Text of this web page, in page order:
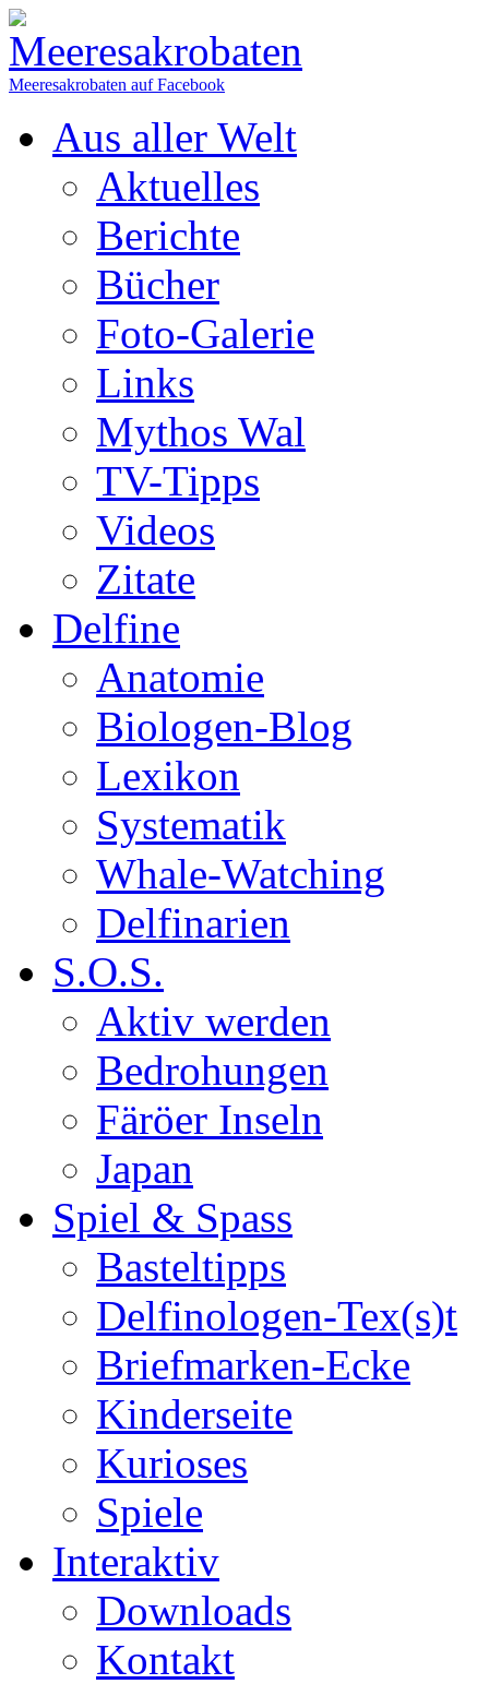
Meeresakrobaten auf Facebook
Aus aller Welt
Aktuelles
Berichte
Bücher
Foto-Galerie
Links
Mythos Wal
TV-Tipps
Videos
Zitate
Delfine
Anatomie
Biologen-Blog
Lexikon
Systematik
Whale-Watching
Delfinarien
S.O.S.
Aktiv werden
Bedrohungen
Färöer Inseln
Japan
Spiel & Spass
Basteltipps
Delfinologen-Tex(s)t
Briefmarken-Ecke
Kinderseite
Kurioses
Spiele
Interaktiv
Downloads
Kontakt